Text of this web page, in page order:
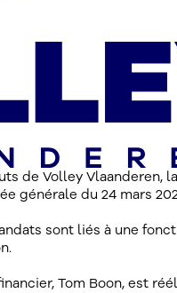
de Volley Vlaanderen,
générale du 24 mars
sont liés à une
Tom Boon, est